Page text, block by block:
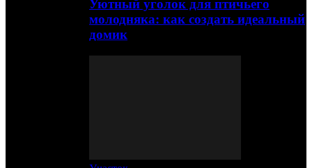
Уютный уголок для птичьего
молодняка: как создать идеальный
домик